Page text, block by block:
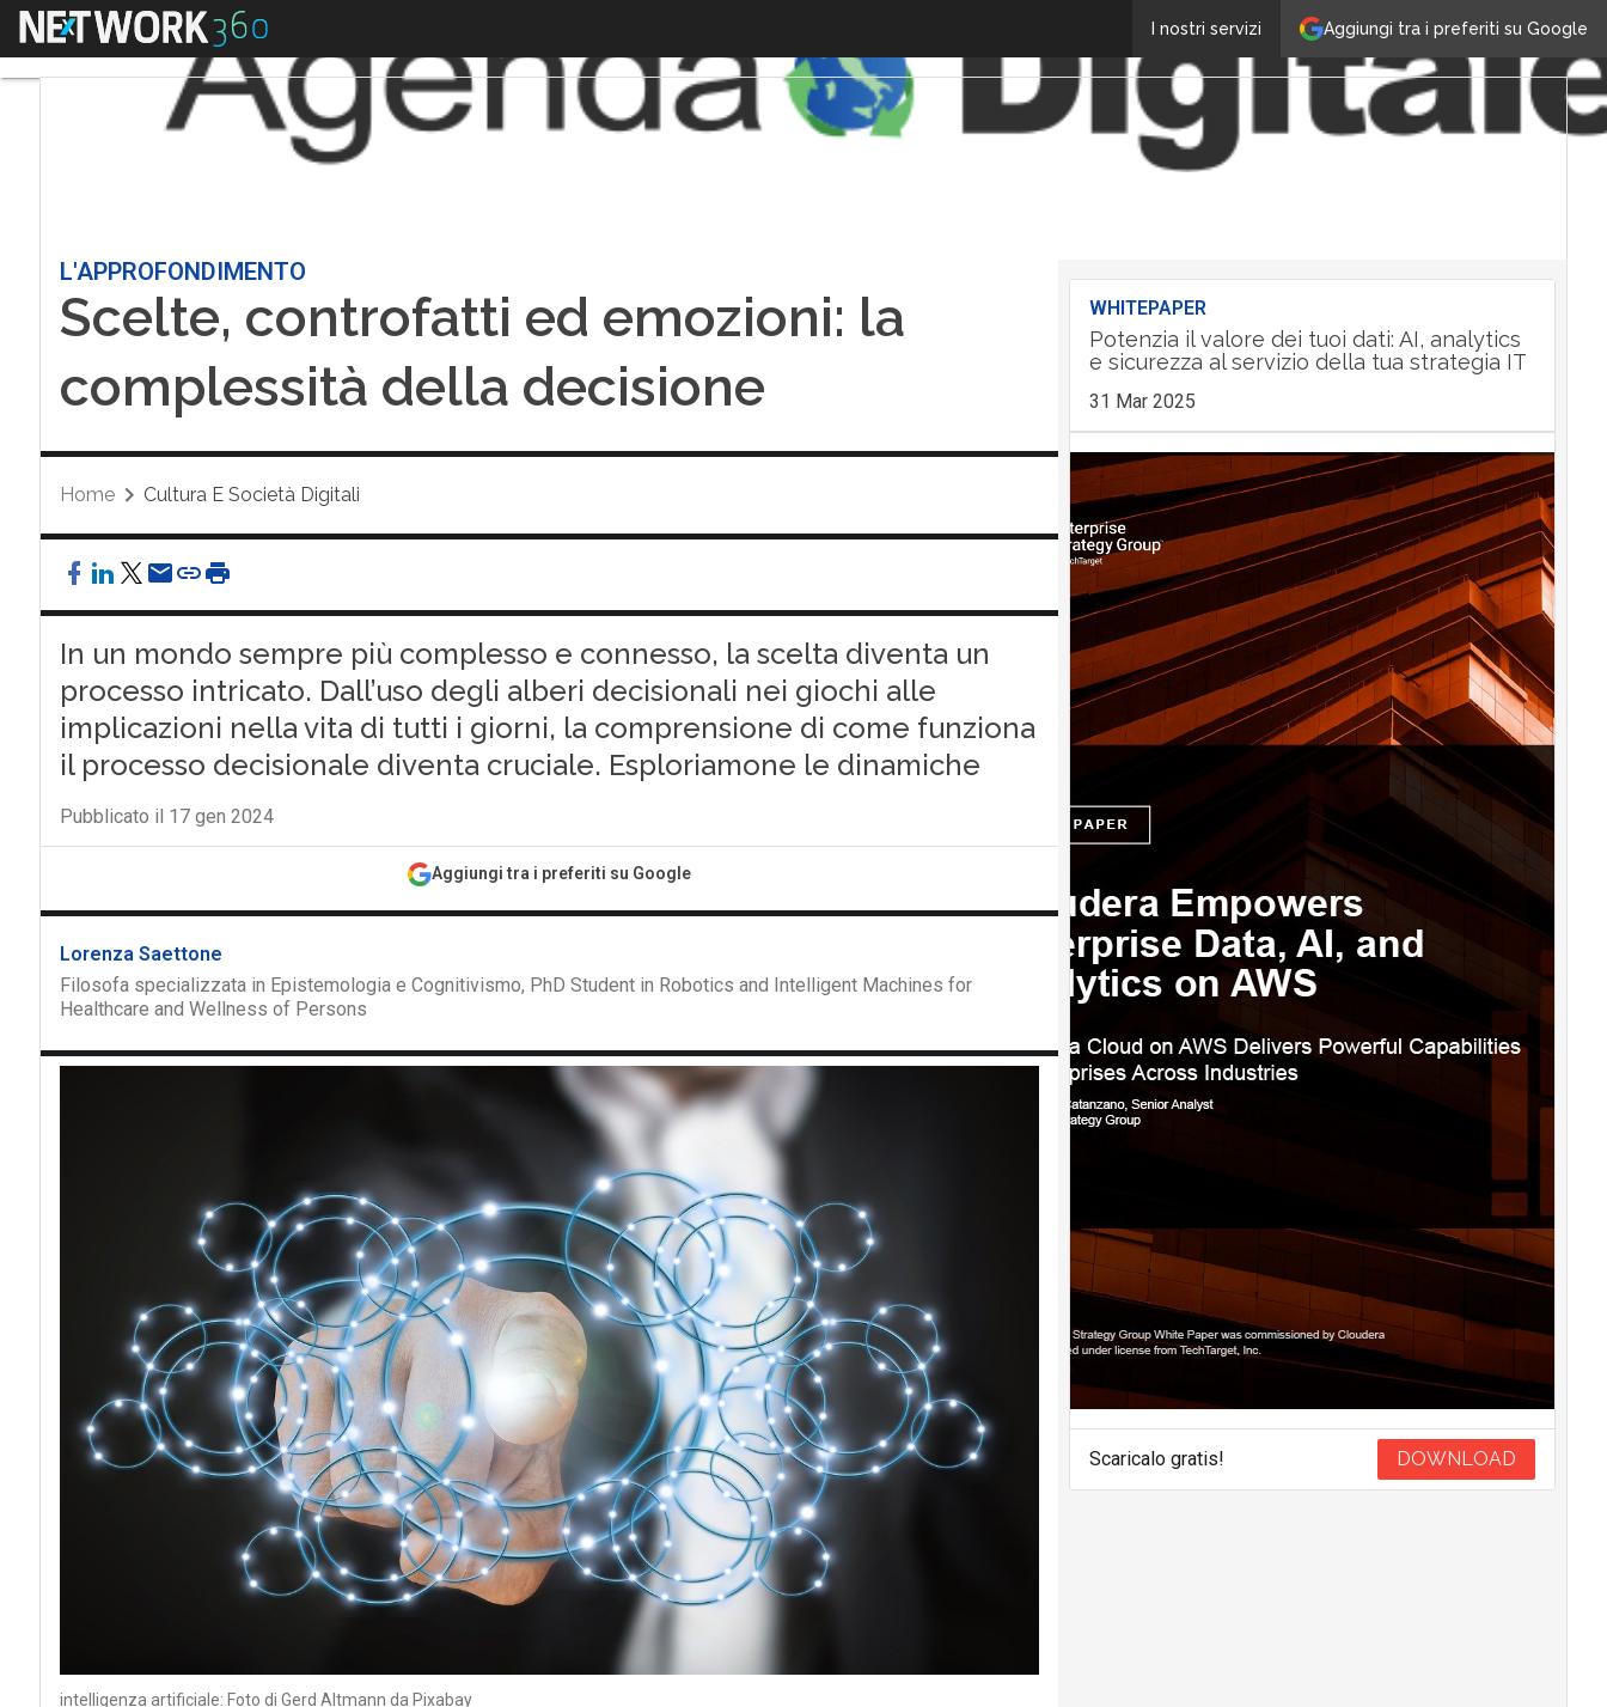
Aggiungi tra i preferiti su Google
I nostri servizi
Menu
L'APPROFONDIMENTO
Scelte, controfatti ed emozioni: la
complessità della decisione
Home Cultura E Società Digitali
In un mondo sempre più complesso e connesso, la scelta diventa un
processo intricato. Dall’uso degli alberi decisionali nei giochi alle
implicazioni nella vita di tutti i giorni, la comprensione di come funziona
il processo decisionale diventa cruciale. Esploriamone le dinamiche
Pubblicato il 17 gen 2024
Aggiungi tra i preferiti su Google
Lorenza Saettone
Filosofa specializzata in Epistemologia e Cognitivismo, PhD Student in Robotics and Intelligent Machines for
Healthcare and Wellness of Persons
intelligenza artificiale: Foto di Gerd Altmann da Pixabay
WHITEPAPER
Potenzia il valore dei tuoi dati: AI, analytics
e sicurezza al servizio della tua strategia IT
31 Mar 2025
Scaricalo gratis! DOWNLOAD